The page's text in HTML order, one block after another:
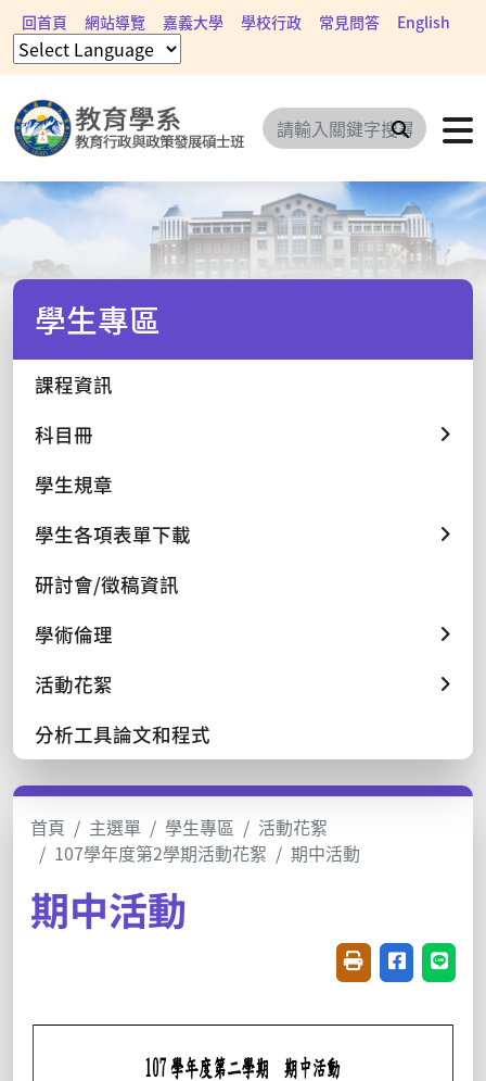
回首頁 網站導覽 嘉義大學 學校行政 常見問答 English
搜尋
學生專區
課程資訊
科目冊
學生規章
學生各項表單下載
研討會/徵稿資訊
學術倫理
活動花絮
分析工具論文和程式
首頁 主選單 學生專區
活動花絮
107學年度第2學期活動花絮
期中活動
期中活動
友善列印(開新視
分享至臉書
分享